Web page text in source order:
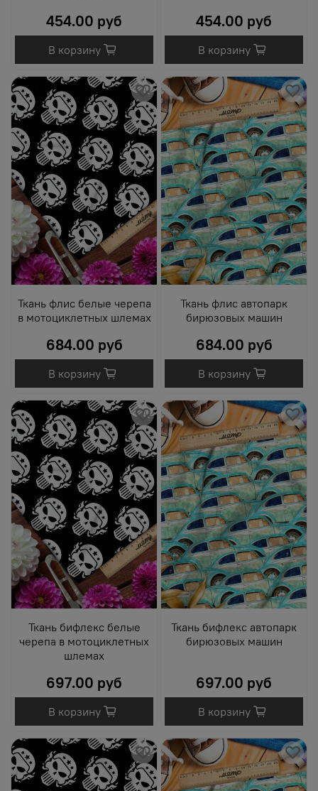
454.00 руб
В корзину
454.00 руб
В корзину
Ткань флис белые черепа
в мотоциклетных шлемах
684.00 руб
В корзину
Ткань флис автопарк
бирюзовых машин
684.00 руб
В корзину
Ткань бифлекс белые
черепа в мотоциклетных
шлемах
697.00 руб
В корзину
Ткань бифлекс автопарк
бирюзовых машин
697.00 руб
В корзину